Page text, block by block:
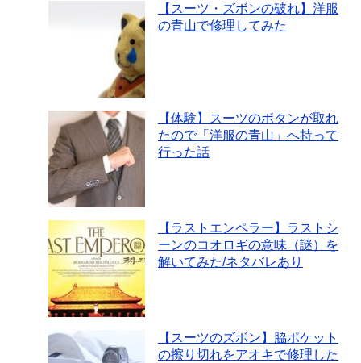
【スーツ・ズボンの破れ】洋服
の青山で修理してみた
【体験】スーツのボタンが取れ
たので「洋服の青山」へ持って
行った話
【ラストエンペラー】ラストシ
ーンのコオロギの意味（謎）を
解いてみた/ネタバレあり
【スーツのズボン】脇ポケット
の擦り切れをアオキで修理した